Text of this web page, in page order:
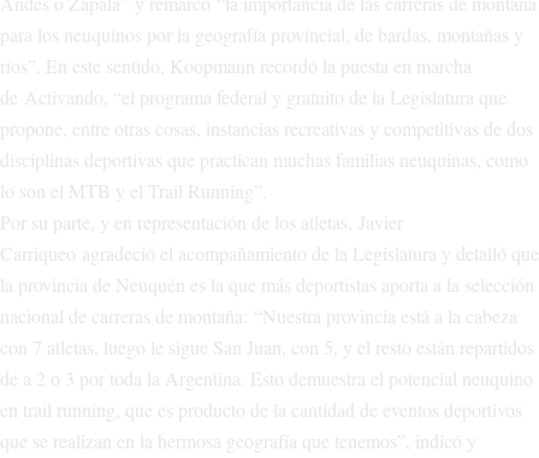
para los neuquinos por la geografía provincial, de bardas, montañas y
ríos”. En este sentido, Koopmann recordó la puesta en marcha
de Activando, “el programa federal y gratuito de la Legislatura que
propone, entre otras cosas, instancias recreativas y competitivas de dos
disciplinas deportivas que practican muchas familias neuquinas, como
lo son el MTB y el Trail Running”.
Por su parte, y en representación de los atletas, Javier
Carriqueo agradeció el acompañamiento de la Legislatura y detalló que
la provincia de Neuquén es la que más deportistas aporta a la selección
nacional de carreras de montaña: “Nuestra provincia está a la cabeza
con 7 atletas, luego le sigue San Juan, con 5, y el resto están repartidos
de a 2 o 3 por toda la Argentina. Esto demuestra el potencial neuquino
en trail running, que es producto de la cantidad de eventos deportivos
que se realizan en la hermosa geografía que tenemos”, indicó y